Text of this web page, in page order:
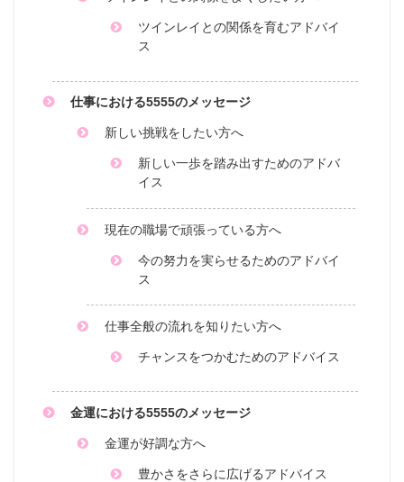
ツインレイとの関係を育むアドバイ
ス
仕事における5555のメッセージ
新しい挑戦をしたい方へ
新しい一歩を踏み出すためのアドバ
イス
現在の職場で頑張っている方へ
今の努力を実らせるためのアドバイ
ス
仕事全般の流れを知りたい方へ
チャンスをつかむためのアドバイス
金運における5555のメッセージ
金運が好調な方へ
豊かさをさらに広げるアドバイス